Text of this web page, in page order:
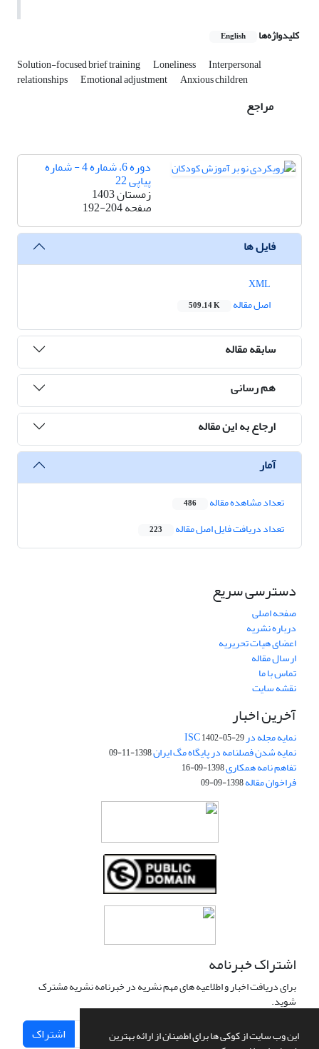
این وب سایت از کوکی ها برای اطمینان از ارائه بهترین
کلیدواژه‌ها English
Solution-focused brief training Loneliness Interpersonal
relationships Emotional adjustment Anxious children
مراجع
دوره 6، شماره 4 - شماره
پیاپی 22
زمستان 1403
صفحه192-204
فایل ها
اصل مقاله
509.14 K
سابقه مقاله
هم رسانی
ارجاع به این مقاله
آمار
تعداد مشاهده مقاله 486
تعداد دریافت فایل اصل مقاله 223
دسترسی سریع
صفحه اصلی
درباره نشریه
اعضای هیات تحریریه
ارسال مقاله
تماس با ما
نقشه سایت
آخرین اخبار
نمایه مجله در ISC1402-05-29
نمایه شدن فصلنامه در پایگاه مگ ایران1398-11-09
تفاهم نامه همکاری1398-09-16
فراخوان مقاله1398-09-09
اشتراک خبرنامه
برای دریافت اخبار و اطلاعیه های مهم نشریه در خبرنامه نشریه مشترک
شوید.
اشتراک